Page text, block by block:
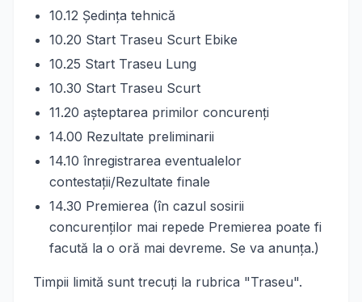
10.12 Şedinţa tehnică
10.20 Start Traseu Scurt Ebike
10.25 Start Traseu Lung
10.30 Start Traseu Scurt
11.20 aşteptarea primilor concurenţi
14.00 Rezultate preliminarii
14.10 înregistrarea eventualelor
contestaţii/Rezultate finale
14.30 Premierea (în cazul sosirii
concurenţilor mai repede Premierea poate fi
facută la o oră mai devreme. Se va anunţa.)
Timpii limită sunt trecuţi la rubrica "Traseu".